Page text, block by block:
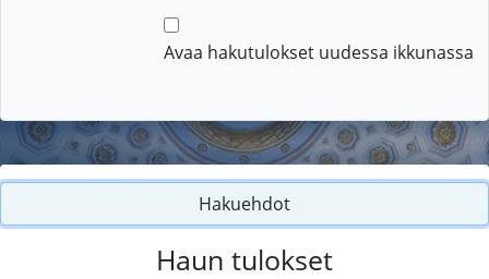
Avaa hakutulokset uudessa ikkunassa
Hakuehdot
Haun tulokset